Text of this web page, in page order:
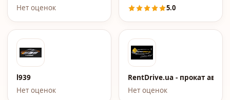
Нет оценок
5.0
l939
Нет оценок
RentDrive.ua - прокат
Нет оценок